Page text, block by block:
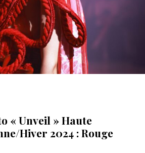
« Unveil » Haute
Hiver 2024 : Rouge